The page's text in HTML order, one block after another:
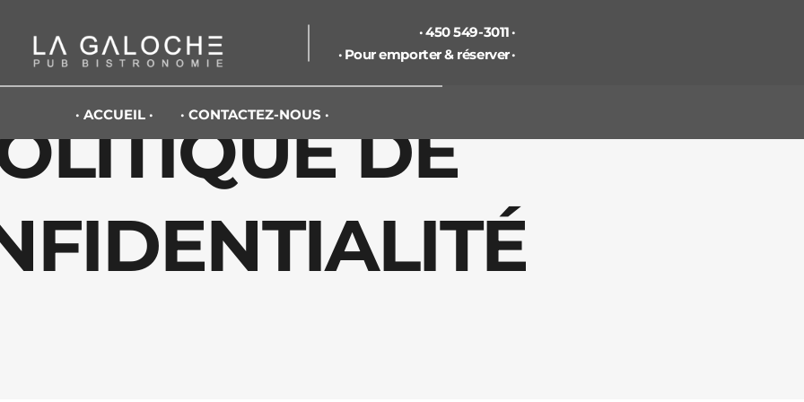
450 549-3011
Pour emporter & réserver
ACCUEIL CONTACTEZ-NOUS
DE